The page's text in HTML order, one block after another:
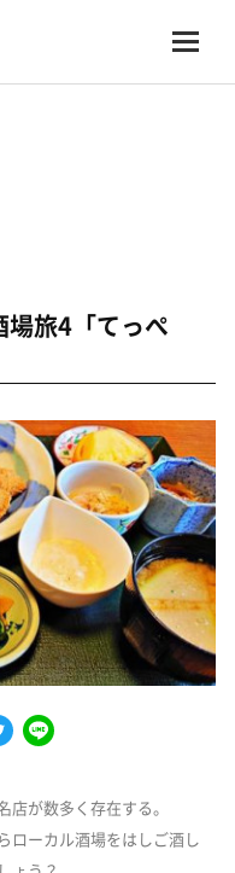
場旅4「てっぺ
店が数多く存在する。
ローカル酒場をはしご酒し